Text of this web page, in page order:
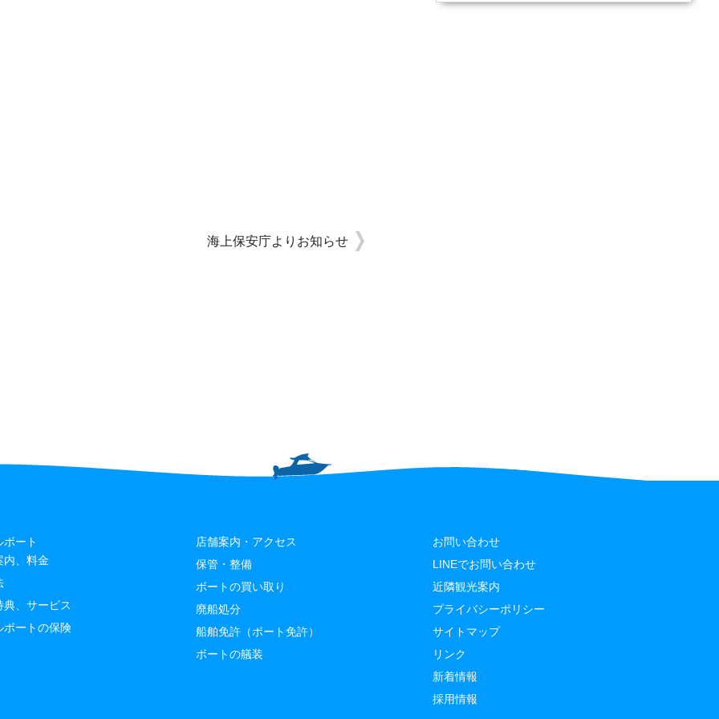
海上保安庁よりお知らせ
ボート
内、料金
典、サービス
ボートの保険
店舗案内・アクセス
保管・整備
ボートの買い取り
廃船処分
船舶免許（ボート免許）
ボートの艤装
お問い合わせ
LINEでお問い合わせ
近隣観光案内
プライバシーポリシー
サイトマップ
リンク
新着情報
採用情報